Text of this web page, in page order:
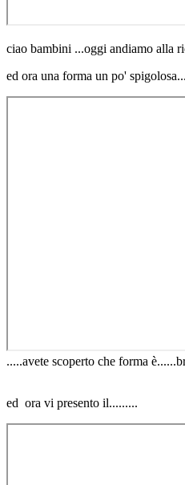
ciao bambini ...oggi andiamo alla
ed ora una forma un po'
.....avete scoperto che forma
ed ora vi presento il.........